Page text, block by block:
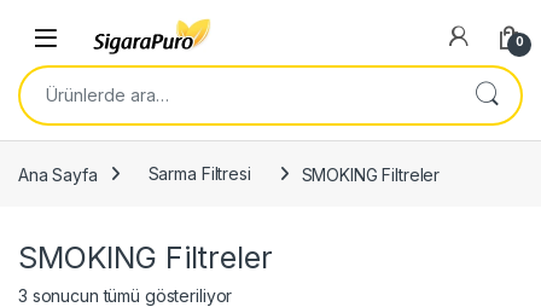
Open 0
Ara:
Ana Sayfa Sarma Filtresi SMOKING Filtreler
SMOKING Filtreler
3 sonucun tümü gösteriliyor